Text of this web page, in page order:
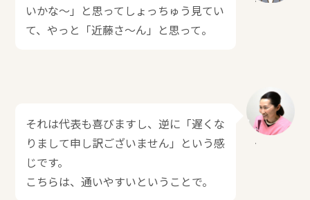
いかな～」と思ってしょっちゅう見てい
て、やっと「近藤さ～ん」と思って。
それは代表も喜びますし、逆に「遅くな
りまして申し訳ございません」という感
じです。
こちらは、通いやすいということで。